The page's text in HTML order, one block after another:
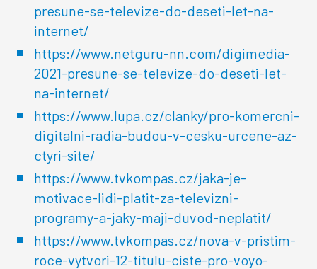
presune-se-televize-do-deseti-let-na-
internet/
https://www.netguru-nn.com/digimedia-
2021-presune-se-televize-do-deseti-let-
na-internet/
https://www.lupa.cz/clanky/pro-komercni-
digitalni-radia-budou-v-cesku-urcene-az-
ctyri-site/
https://www.tvkompas.cz/jaka-je-
motivace-lidi-platit-za-televizni-
programy-a-jaky-maji-duvod-neplatit/
https://www.tvkompas.cz/nova-v-pristim-
roce-vytvori-12-titulu-ciste-pro-voyo-